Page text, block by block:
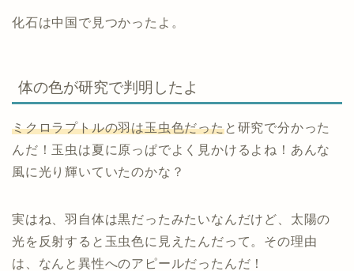
化石は中国で見つかったよ。
体の色が研究で判明したよ
ミクロラプトルの羽は玉虫色だったと研究で分かった
んだ！玉虫は夏に原っぱでよく見かけるよね！あんな
風に光り輝いていたのかな？
実はね、羽自体は黒だったみたいなんだけど、太陽の
光を反射すると玉虫色に見えたんだって。その理由
は、なんと異性へのアピールだったんだ！